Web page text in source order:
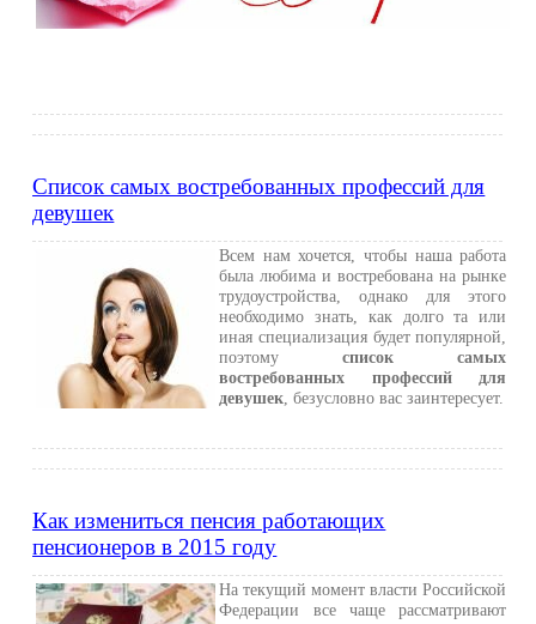
Список самых востребованных профессий для
девушек
Всем нам хочется, чтобы наша работа
была любима и востребована на рынке
трудоустройства, однако для этого
необходимо знать, как долго та или
иная специализация будет популярной,
поэтомусписок самых
востребованных профессий для
девушек , безусловно вас заинтересует.
Как измениться пенсия работающих
пенсионеров в 2015 году
На текущий момент власти Российской
Федерации все чаще рассматривают